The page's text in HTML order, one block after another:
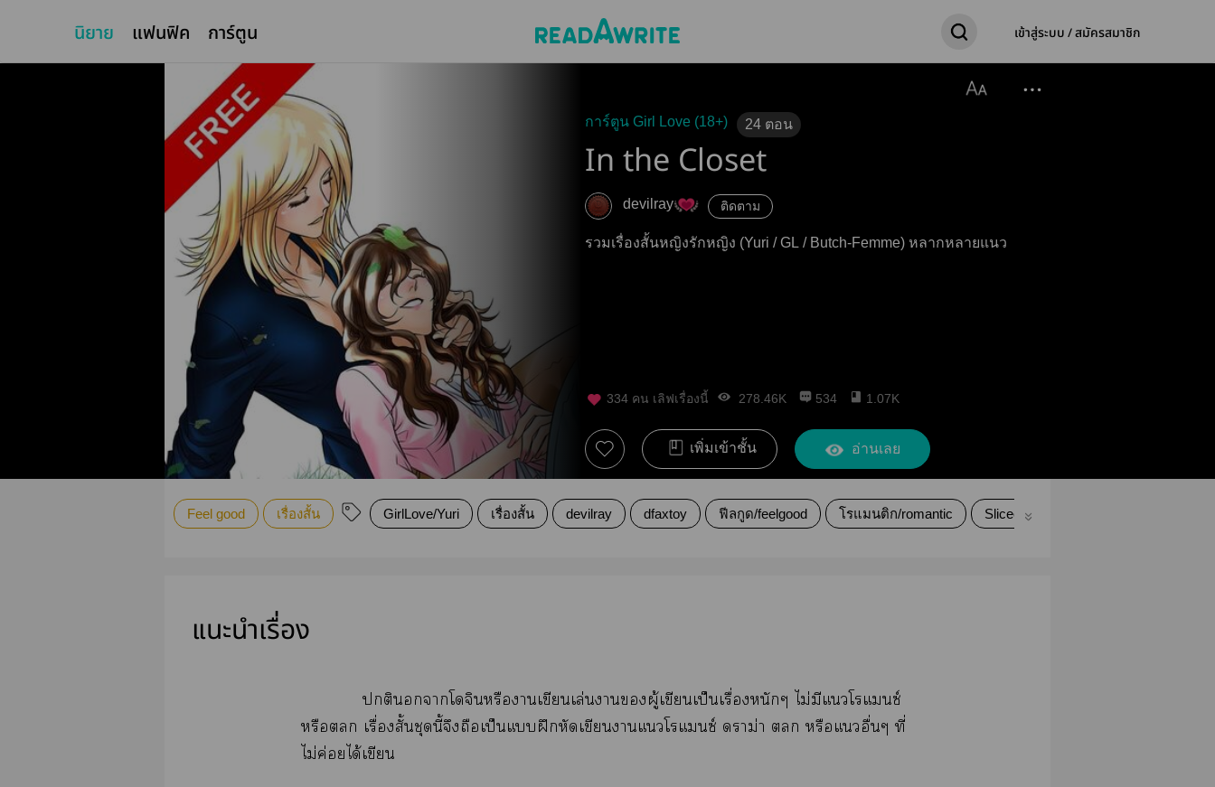
นิยาย แฟนฟิค การ์ตูน เข้าสู่ระบบ / สมัครสมาชิก
การ์ตูน Girl Love (18+) 24 ตอน
In the Closet
devilray ติดตาม
รวมเรื่องสั้นหญิงรักหญิง (Yuri / GL / Butch-Femme) หลากหลายแนว
334 คน เลิฟเรื่องนี้ 278.46K 534 1.07K
เพิ่มเข้าชั้น อ่านเลย
Feel good เรื่องสั้น GirlLove/Yuri เรื่องสั้น devilray dfaxtoy ฟีลกูด/feelgood โรแมนติก/romantic Sliceoflife
แนะนำเรื่อง
ติาโจินหรือาเขียนเล่นาผู้เขียนเป็นเรื่องหนักๆ ไม่มีแโแซ์
หรือ เรื่องสั้นชุดนี้จึงถือเป็นแฝึกหัดเขียนาแโแซ์ าม่า  หรือแอื่นๆ ที่
ไม่ค่อยได้เขียน